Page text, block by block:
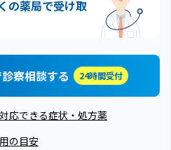
の薬局で受け取
察相談する 24時間受付
応できる症状・処方薬
の目安